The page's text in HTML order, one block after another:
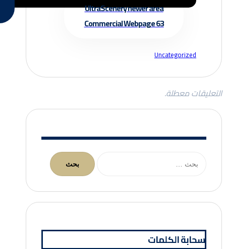
UltraScenery newer area
Commercial Webpage 63
Uncategorized
التعليقات معطلة.
سحابة الكلمات